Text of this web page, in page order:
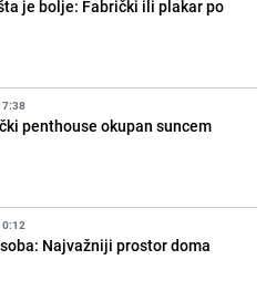
je bolje: Fabrički ili plakar po
penthouse okupan suncem
Najvažniji prostor doma